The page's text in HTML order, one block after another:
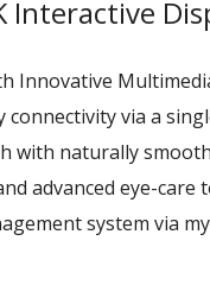
Interactive
Innovative
via a
with naturally
advanced eye-care
system via